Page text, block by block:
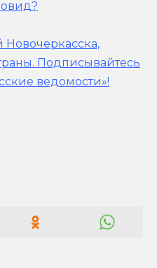
Новочеркасска,
Подписывайтесь
ведомости»!